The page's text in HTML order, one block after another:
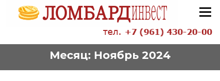
Перейти
Меню
Месяц: Ноябрь 2024